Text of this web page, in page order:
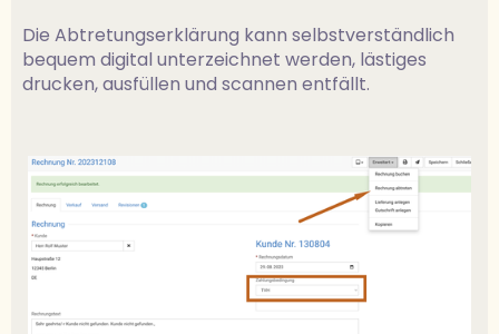
Die Abtretungserklärung kann selbstverständlich
bequem digital unterzeichnet werden, lästiges
drucken, ausfüllen und scannen entfällt.